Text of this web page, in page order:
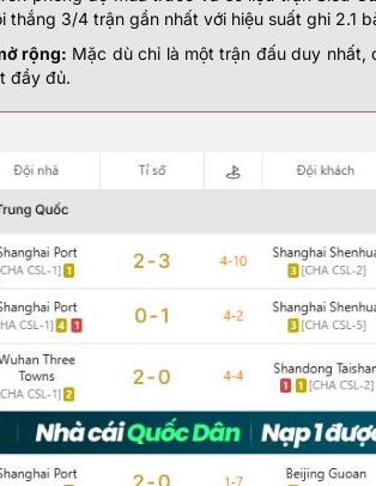
thắng 3/4 trận gần nhất với hiệu suất ghi 2.1
rộng: Mặc dù chỉ là một trận đấu duy nhất,
đầy đủ.